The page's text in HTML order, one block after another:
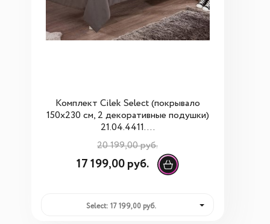
Комплект Cilek Select (покрывало
150x230 см, 2 декоративные подушки)
21.04.4411....
20 199,00 руб.
17 199,00 руб.
Select: 17 199,00 руб.